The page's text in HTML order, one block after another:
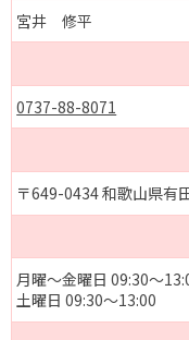
宮井 修平
0737-88-8071
〒649-0434 和歌山県有
月曜～金曜日 09:30～
土曜日 09:30～13:00